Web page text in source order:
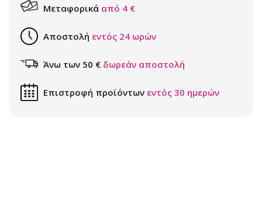
Μεταφορικά από 4 €
Αποστολή εντός 24 ωρών
Άνω των 50 € δωρεάν αποστολή
Επιστροφή προϊόντων εντός 30 ημερών